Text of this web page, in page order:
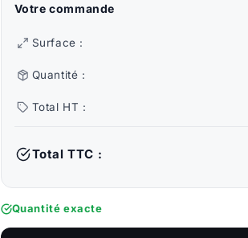
Votre commande
Surface :
Quantité :
Total HT :
Total TTC :
Quantité exacte